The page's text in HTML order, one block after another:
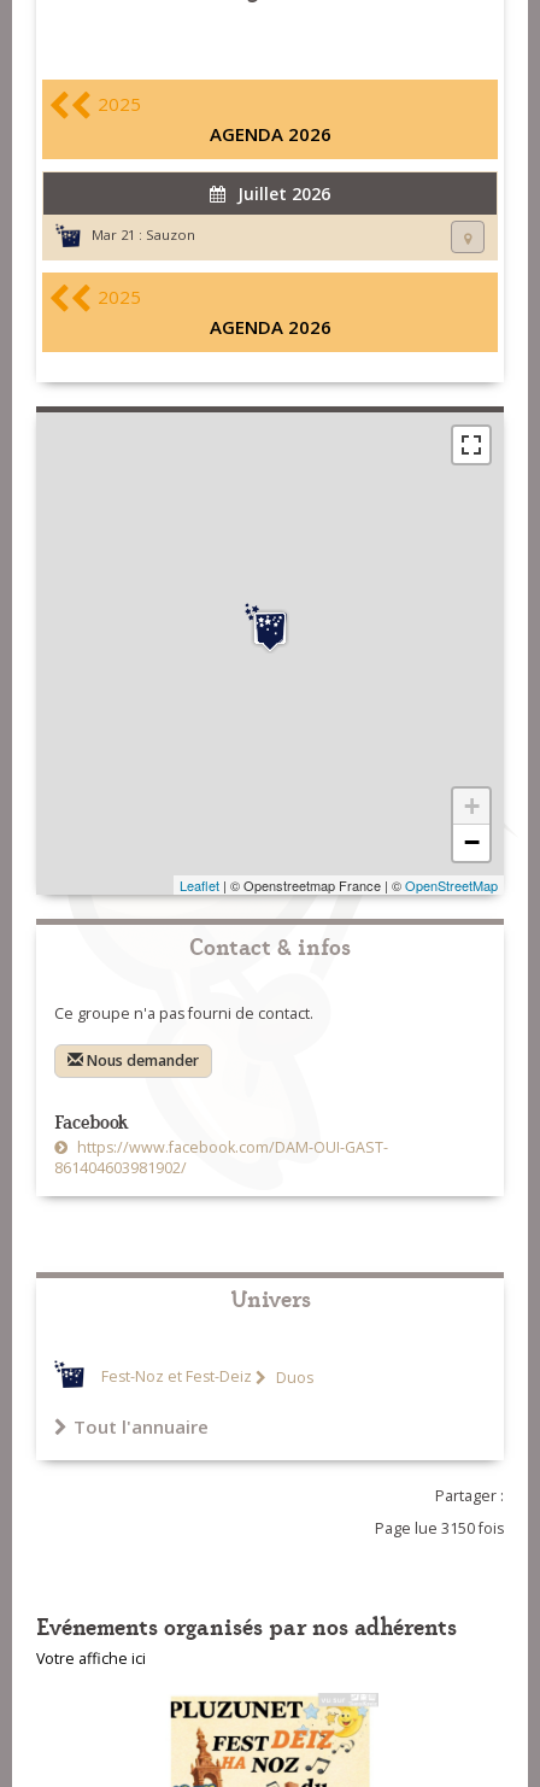
2025
AGENDA 2026
Juillet 2026
Mar 21 : Sauzon
2025
AGENDA 2026
+
−
Leaflet | © Openstreetmap France | ©OpenStreetMap
Contact & infos
Ce groupe n'a pas fourni de contact.
Nous demander
Facebook
https://www.facebook.com/DAM-OUI-GAST-
861404603981902/
Univers
Fest-Noz et Fest-Deiz Duos
Tout l'annuaire
Partager :
Page lue 3150 fois
Evénements organisés par nos adhérents
Votre affiche ici